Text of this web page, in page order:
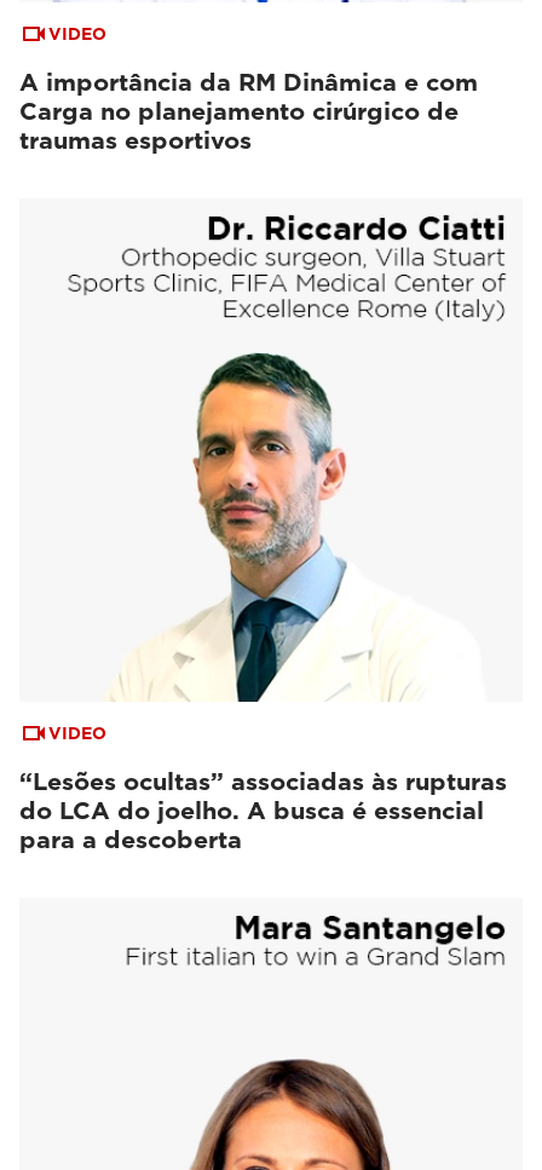
VIDEO
A importância da RM Dinâmica e com
Carga no planejamento cirúrgico de
traumas esportivos
VIDEO
“Lesões ocultas” associadas às rupturas
do LCA do joelho. A busca é essencial
para a descoberta